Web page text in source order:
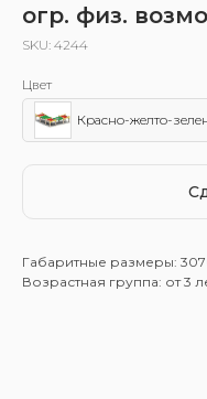
огр. физ.
SKU: 4244
Цвет
Красно-желто-
Габаритные размеры:
Возрастная группа: от 3